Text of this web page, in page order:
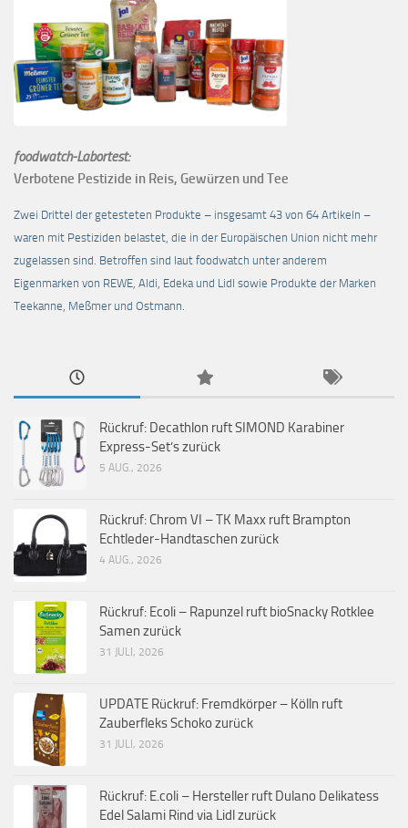
foodwatch-Labortest:
Verbotene Pestizide in Reis, Gewürzen und Tee
Zwei Drittel der getesteten Produkte – insgesamt 43 von 64 Artikeln –
waren mit Pestiziden belastet, die in der Europäischen Union nicht mehr
zugelassen sind. Betroffen sind laut foodwatch unter anderem
Eigenmarken von REWE, Aldi, Edeka und Lidl sowie Produkte der Marken
Teekanne, Meßmer und Ostmann.
Rückruf: Decathlon ruft SIMOND Karabiner
Express-Set’s zurück
5 AUG., 2026
Rückruf: Chrom VI – TK Maxx ruft Brampton
Echtleder-Handtaschen zurück
4 AUG., 2026
Rückruf: Ecoli – Rapunzel ruft bioSnacky Rotklee
Samen zurück
31 JULI, 2026
UPDATE Rückruf: Fremdkörper – Kölln ruft
Zauberfleks Schoko zurück
31 JULI, 2026
Rückruf: E.coli – Hersteller ruft Dulano Delikatess
Edel Salami Rind via Lidl zurück